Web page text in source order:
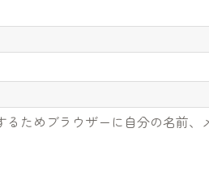
ためブラウザーに自分の名前、